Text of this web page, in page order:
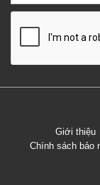
Giới thiệu
Chính sách bảo